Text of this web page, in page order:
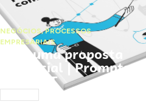
NEGÓCIOS,PROCESSOS
EMPRESARIAIS
Faça uma proposta
comercial | Prompts
ChatGPT